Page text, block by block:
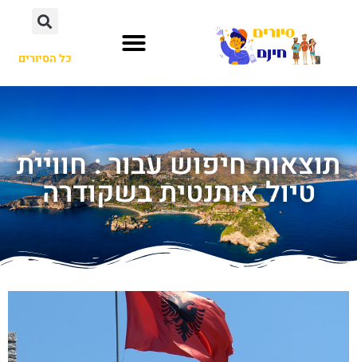
כל הסיורים
תוצאות חיפוש עבור : חוויית
טיול אותנטית בשקודרה